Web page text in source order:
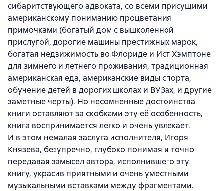
сибаритствующего адвоката, со всеми присущими
американскому пониманию процветания
примочками (богатый дом с вышколенной
прислугой, дорогие машины престижных марок,
богатая недвижимость во Флориде и Ист Хэмптоне
для зимнего и летнего проживания, традиционная
американская еда, американские виды спорта,
обучение детей в дорогих школах и ВУЗах, и другие
заметные черты). Но несомненные достоинства
книги оставляют за скобками эту её особенность,
книга воспринимается легко и очень увлекает.
И в этом немалая заслуга исполнителя, Игоря
Князева, безупречно, глубоко понимая и точно
передавая замысел автора, исполнившего эту
книгу, украсив приятными и очень уместными
музыкальными вставками между фрагментами.